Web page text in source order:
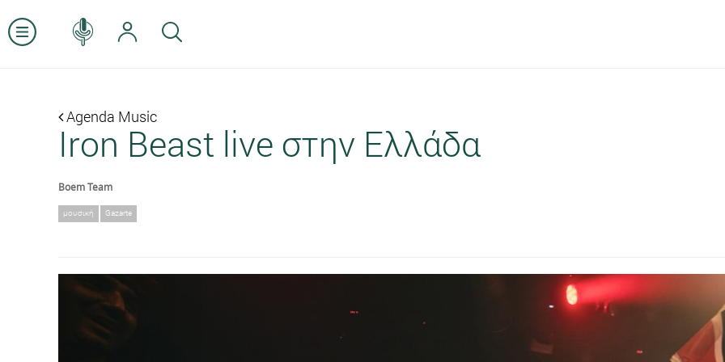
Agenda Music
Iron Beast live στην Ελλάδα
Boem Team
μουσική Gazarte